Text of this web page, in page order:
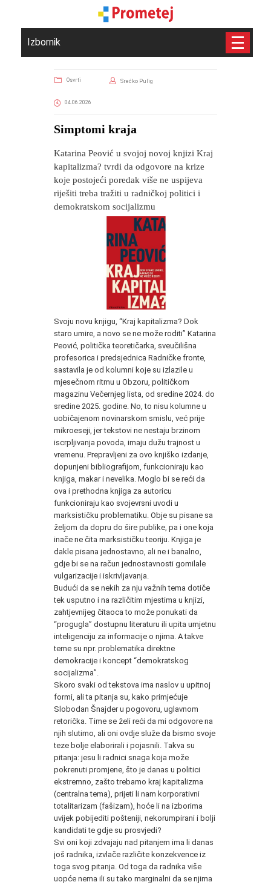
Izbornik
Osvrti Srećko Pulig
04.06.2026
Simptomi kraja
Katarina Peović u svojoj novoj knjizi Kraj
kapitalizma? tvrdi da odgovore na krize
koje postojeći poredak više ne uspijeva
riješiti treba tražiti u radničkoj politici i
demokratskom socijalizmu
Svoju novu knjigu, “Kraj kapitalizma? Dok
staro umire, a novo se ne može roditi” Katarina
Peović, politička teoretičarka, sveučilišna
profesorica i predsjednica Radničke fronte,
sastavila je od kolumni koje su izlazile u
mjesečnom ritmu u Obzoru, političkom
magazinu Večernjeg lista, od sredine 2024. do
sredine 2025. godine. No, to nisu kolumne u
uobičajenom novinarskom smislu, već prije
mikroeseji, jer tekstovi ne nestaju brzinom
iscrpljivanja povoda, imaju dužu trajnost u
vremenu. Prepravljeni za ovo knjiško izdanje,
dopunjeni bibliografijom, funkcioniraju kao
knjiga, makar i nevelika. Moglo bi se reći da
ova i prethodna knjiga za autoricu
funkcioniraju kao svojevrsni uvodi u
marksističku problematiku. Obje su pisane sa
željom da dopru do šire publike, pa i one koja
inače ne čita marksističku teoriju. Knjiga je
dakle pisana jednostavno, ali ne i banalno,
gdje bi se na račun jednostavnosti gomilale
vulgarizacije i iskrivljavanja.
Budući da se nekih za nju važnih tema dotiče
tek usputno i na različitim mjestima u knjizi,
zahtjevnijeg čitaoca to može ponukati da
“progugla” dostupnu literaturu ili upita umjetnu
inteligenciju za informacije o njima. A takve
teme su npr. problematika direktne
demokracije i koncept “demokratskog
socijalizma”.
Skoro svaki od tekstova ima naslov u upitnoj
formi, ali ta pitanja su, kako primjećuje
Slobodan Šnajder u pogovoru, uglavnom
retorička. Time se želi reći da mi odgovore na
njih slutimo, ali oni ovdje služe da bismo svoje
teze bolje elaborirali i pojasnili. Takva su
pitanja: jesu li radnici snaga koja može
pokrenuti promjene, što je danas u politici
ekstremno, zašto trebamo kraj kapitalizma
(centralna tema), prijeti li nam korporativni
totalitarizam (fašizam), hoće li na izborima
uvijek pobijediti pošteniji, nekorumpirani i bolji
kandidati te gdje su prosvjedi?
Svi oni koji zdvajaju nad pitanjem ima li danas
još radnika, izvlače različite konzekvence iz
toga svog pitanja. Od toga da radnika više
uopće nema ili su tako marginalni da se njima